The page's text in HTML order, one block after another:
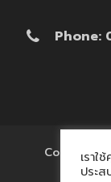
Phone:
Copyright
เราใ
ประ